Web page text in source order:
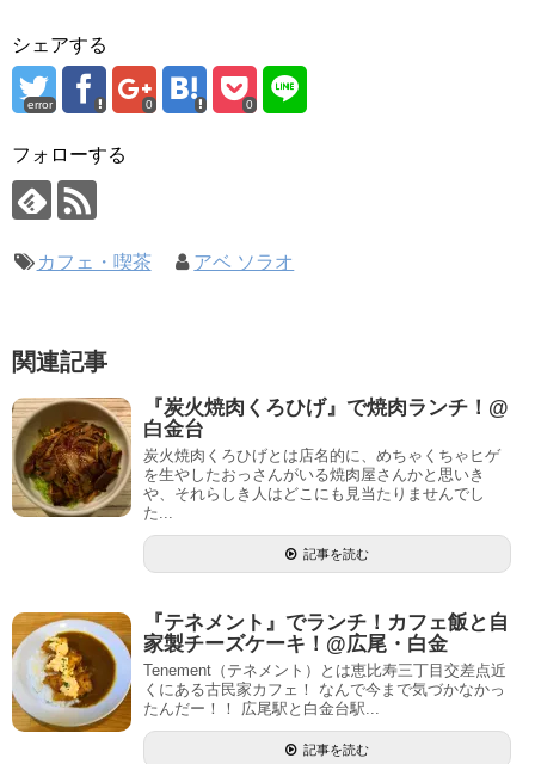
シェアする
error 0 0
フォローする
カフェ・喫茶 アベ ソラオ
関連記事
『炭火焼肉くろひげ』で焼肉ランチ！@
白金台
炭火焼肉くろひげとは店名的に、めちゃくちゃヒゲ
を生やしたおっさんがいる焼肉屋さんかと思いき
や、それらしき人はどこにも見当たりませんでし
た...
記事を読む
『テネメント』でランチ！カフェ飯と自
家製チーズケーキ！@広尾・白金
Tenement（テネメント）とは恵比寿三丁目交差点近
くにある古民家カフェ！ なんで今まで気づかなかっ
たんだー！！ 広尾駅と白金台駅...
記事を読む